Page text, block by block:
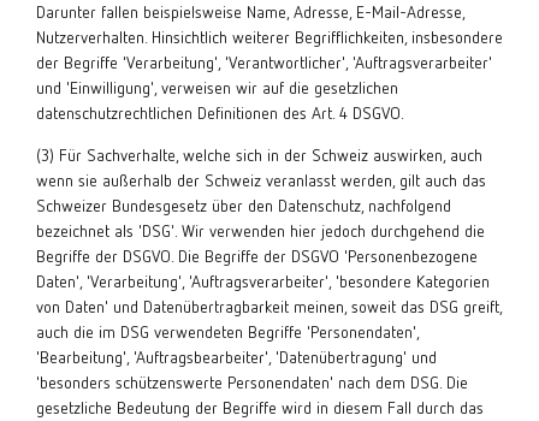
Darunter fallen beispielsweise Name, Adresse, E-Mail-Adresse,
Nutzerverhalten. Hinsichtlich weiterer Begrifflichkeiten, insbesondere
der Begriffe 'Verarbeitung', 'Verantwortlicher', 'Auftragsverarbeiter'
und 'Einwilligung', verweisen wir auf die gesetzlichen
datenschutzrechtlichen Definitionen des Art. 4 DSGVO.
(3) Für Sachverhalte, welche sich in der Schweiz auswirken, auch
wenn sie außerhalb der Schweiz veranlasst werden, gilt auch das
Schweizer Bundesgesetz über den Datenschutz, nachfolgend
bezeichnet als 'DSG'. Wir verwenden hier jedoch durchgehend die
Begriffe der DSGVO. Die Begriffe der DSGVO 'Personenbezogene
Daten', 'Verarbeitung', 'Auftragsverarbeiter', 'besondere Kategorien
von Daten' und Datenübertragbarkeit meinen, soweit das DSG greift,
auch die im DSG verwendeten Begriffe 'Personendaten',
'Bearbeitung', 'Auftragsbearbeiter', 'Datenübertragung' und
'besonders schützenswerte Personendaten' nach dem DSG. Die
gesetzliche Bedeutung der Begriffe wird in diesem Fall durch das